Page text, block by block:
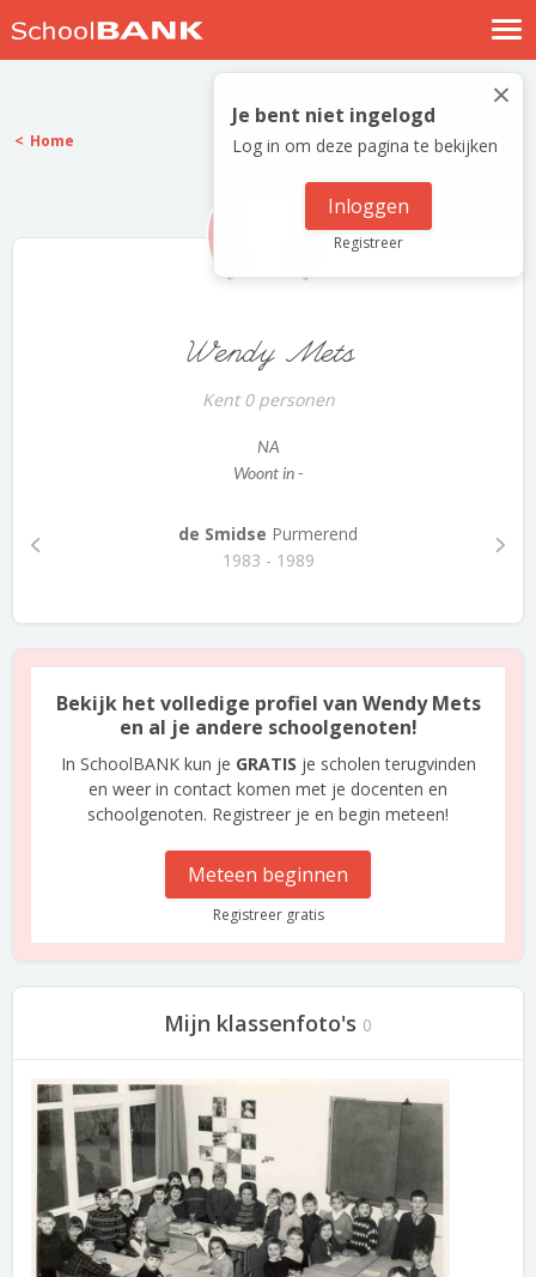
Nostalgische verhalen
Log in
Meld je gratis aan
×
Je bent niet ingelogd
Log in om deze pagina te bekijken
Inloggen
Registreer
Home
Wendy Mets
Kent 0 personen
NA
Woont in -
de Smidse Purmerend
1983 - 1989
Bekijk het volledige profiel van Wendy Mets
en al je andere schoolgenoten!
In SchoolBANK kun je GRATIS je scholen terugvinden
en weer in contact komen met je docenten en
schoolgenoten. Registreer je en begin meteen!
Meteen beginnen
Registreer gratis
Mijn klassenfoto's 0